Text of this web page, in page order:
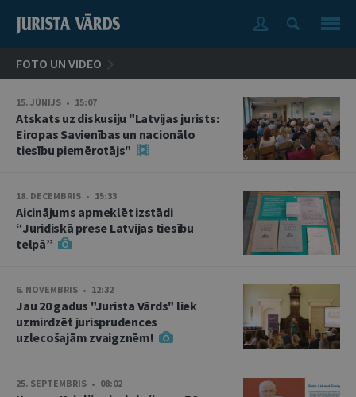
FOTO UN VIDEO
15. JŪNIJS • 15:07
Atskats uz diskusiju "Latvijas jurists:
Eiropas Savienības un nacionālo
tiesību piemērotājs"
18. DECEMBRIS • 15:33
Aicinājums apmeklēt izstādi
“Juridiskā prese Latvijas tiesību
telpā”
6. NOVEMBRIS • 12:32
Jau 20 gadus "Jurista Vārds" liek
uzmirdzēt jurisprudences
uzlecošajām zvaigznēm!
25. SEPTEMBRIS • 08:02